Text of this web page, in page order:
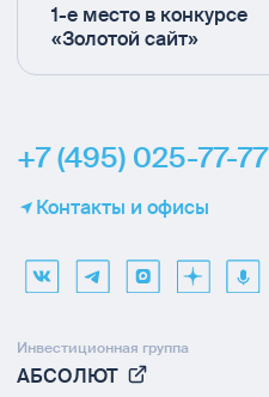
1-е место в конкурсе
«Золотой сайт»
+7 (495) 025-77-77
Контакты и офисы
Инвестиционная группа
АБСОЛЮТ